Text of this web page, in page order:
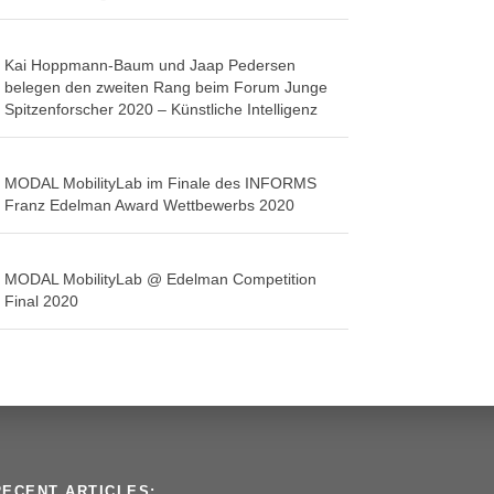
Kai Hoppmann-Baum und Jaap Pedersen
belegen den zweiten Rang beim Forum Junge
Spitzenforscher 2020 – Künstliche Intelligenz
MODAL MobilityLab im Finale des INFORMS
Franz Edelman Award Wettbewerbs 2020
MODAL MobilityLab @ Edelman Competition
Final 2020